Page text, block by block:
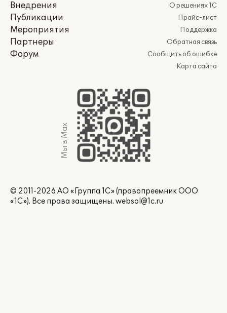
Внедрения
Публикации
Мероприятия
Партнеры
Форум
О решениях 1С
Прайс-лист
Поддержка
Обратная связь
Сообщить об ошибке
Карта сайта
Мы в Max
© 2011-2026 АО «Группа 1С» (правопреемник ООО
«1С»). Все права защищены. websol@1c.ru